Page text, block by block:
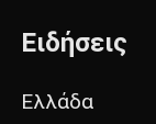
Ειδήσεις
Ελλάδα